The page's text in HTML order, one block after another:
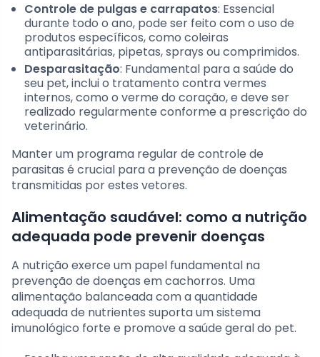
Controle de pulgas e carrapatos: Essencial
durante todo o ano, pode ser feito com o uso de
produtos específicos, como coleiras
antiparasitárias, pipetas, sprays ou comprimidos.
Desparasitação: Fundamental para a saúde do
seu pet, inclui o tratamento contra vermes
internos, como o verme do coração, e deve ser
realizado regularmente conforme a prescrição do
veterinário.
Manter um programa regular de controle de
parasitas é crucial para a prevenção de doenças
transmitidas por estes vetores.
Alimentação saudável: como a nutrição
adequada pode prevenir doenças
A nutrição exerce um papel fundamental na
prevenção de doenças em cachorros. Uma
alimentação balanceada com a quantidade
adequada de nutrientes suporta um sistema
imunológico forte e promove a saúde geral do pet.